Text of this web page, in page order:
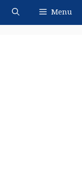
Menu